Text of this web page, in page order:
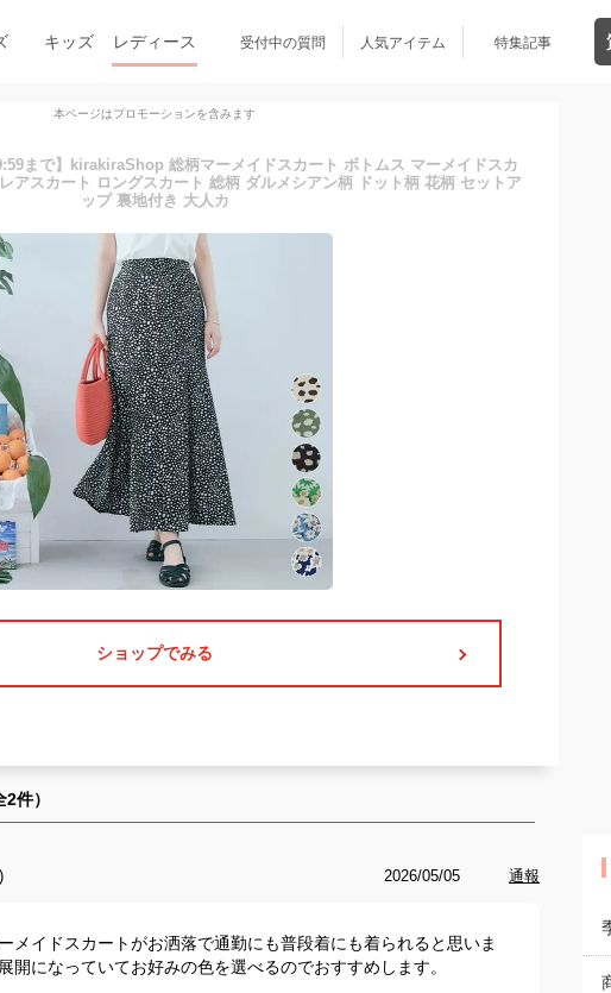
キッズ レディース 受付中の質問 人気アイテム 特集記事
本ページはプロモーションを含みます
まで】kirakiraShop 総柄マーメイドスカート ボトムス マーメイドスカ
アスカート ロングスカート 総柄 ダルメシアン柄 ドット柄 花柄 セットア
ップ 裏地付き 大人カ
ショップでみる
2件）
2026/05/05 通報
メイドスカートがお洒落で通勤にも普段着にも着られると思いま
開になっていてお好みの色を選べるのでおすすめします。